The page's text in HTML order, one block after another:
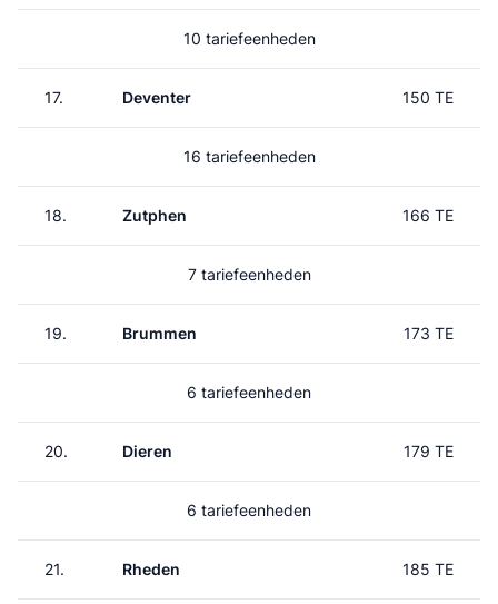
10 tariefeenheden
17. Deventer 150 TE
16 tariefeenheden
18. Zutphen 166 TE
7 tariefeenheden
19. Brummen 173 TE
6 tariefeenheden
20. Dieren 179 TE
6 tariefeenheden
21. Rheden 185 TE